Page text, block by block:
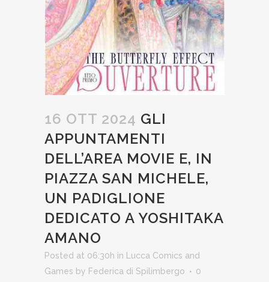
16 OTT 2024 GLI
APPUNTAMENTI
DELL’AREA MOVIE E, IN
PIAZZA SAN MICHELE,
UN PADIGLIONE
DEDICATO A YOSHITAKA
AMANO
Posted at 06:30h in Lucca Comics and
Games by Federica di Spilimbergo
0